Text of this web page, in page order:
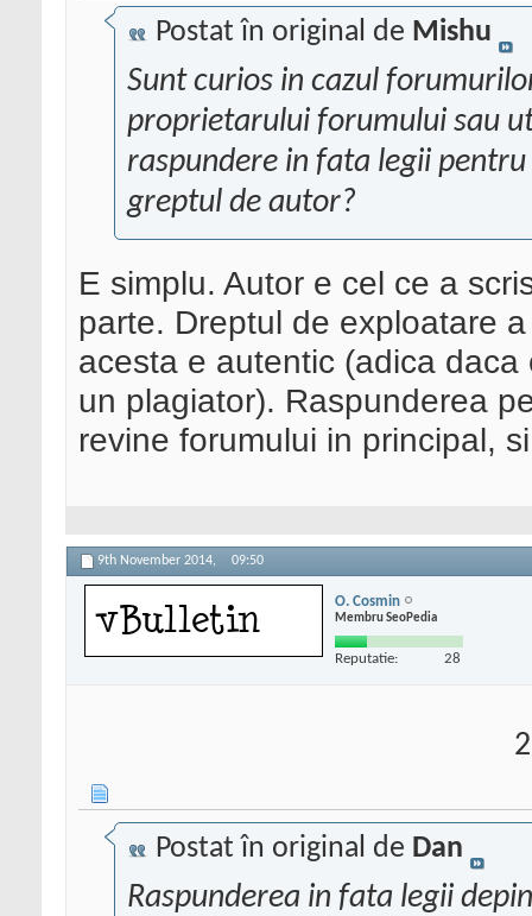
Postat în original de Mishu
Sunt curios in cazul
proprietarului forumului sau
raspundere in fata legii
greptul de autor?
E simplu. Autor e cel ce a
parte. Dreptul de exploatare
acesta e autentic (adica
un plagiator). Raspunderea
revine forumului in principal,
9th November 2014, 09:50
O. Cosmin
Membru SeoPedia
Reputatie: 28
Postat în original de Dan
Raspunderea in fata legii